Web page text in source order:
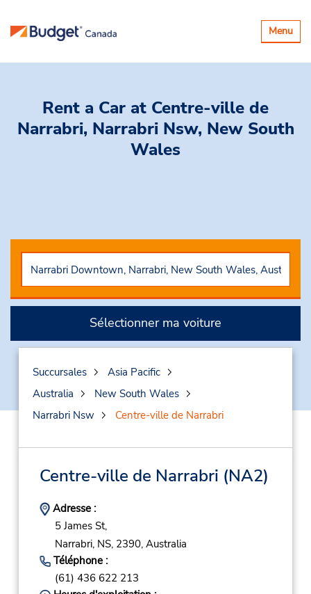
Basculer
la
Menu
Rent a Car at Centre-ville de
Narrabri, Narrabri Nsw, New South
Wales
Sélectionner ma voiture
Succursales
Asia Pacific
Australia
New South Wales
Narrabri Nsw
Centre-ville de Narrabri
Centre-ville de Narrabri (NA2)
Adresse :
5 James St,
Narrabri, NS, 2390, Australia
Téléphone :
(61) 436 622 213